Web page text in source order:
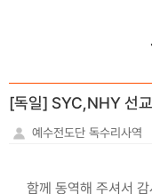
[독일] SYC,NHY 선
예수전도단 독수리사역
함께 동역해 주셔서